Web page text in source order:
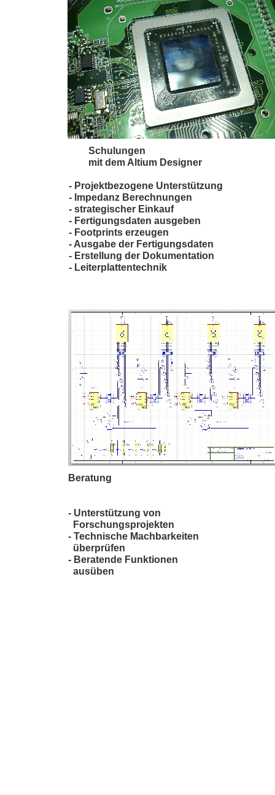
Schulungen
mit dem Altium Designer
- Projektbezogene Unterstützung
- Impedanz Berechnungen
- strategischer Einkauf
- Fertigungsdaten ausgeben
- Footprints erzeugen
- Ausgabe der Fertigungsdaten
- Erstellung der Dokumentation
- Leiterplattentechnik
Beratung
- Unterstützung von
Forschungsprojekten
- Technische Machbarkeiten
überprüfen
- Beratende Funktionen
ausüben